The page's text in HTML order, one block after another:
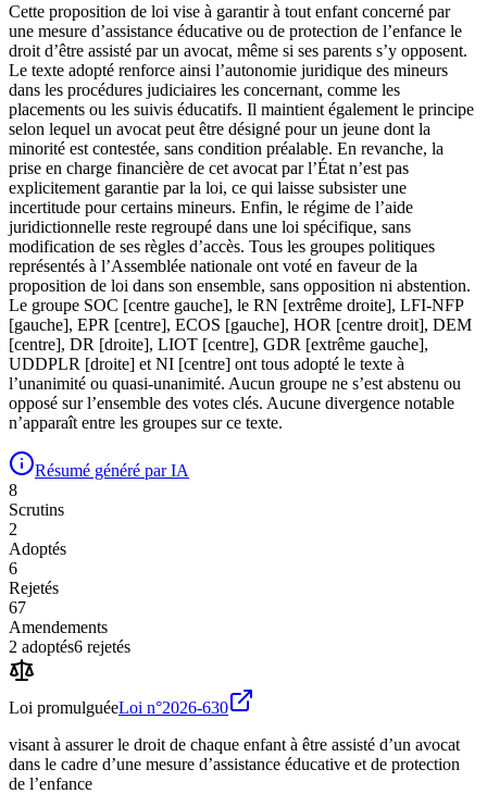
Cette proposition de loi vise à garantir à tout enfant concerné par
une mesure d’assistance éducative ou de protection de l’enfance le
droit d’être assisté par un avocat, même si ses parents s’y opposent.
Le texte adopté renforce ainsi l’autonomie juridique des mineurs
dans les procédures judiciaires les concernant, comme les
placements ou les suivis éducatifs. Il maintient également le principe
selon lequel un avocat peut être désigné pour un jeune dont la
minorité est contestée, sans condition préalable. En revanche, la
prise en charge financière de cet avocat par l’État n’est pas
explicitement garantie par la loi, ce qui laisse subsister une
incertitude pour certains mineurs. Enfin, le régime de l’aide
juridictionnelle reste regroupé dans une loi spécifique, sans
modification de ses règles d’accès. Tous les groupes politiques
représentés à l’Assemblée nationale ont voté en faveur de la
proposition de loi dans son ensemble, sans opposition ni abstention.
Le groupe SOC [centre gauche], le RN [extrême droite], LFI-NFP
[gauche], EPR [centre], ECOS [gauche], HOR [centre droit], DEM
[centre], DR [droite], LIOT [centre], GDR [extrême gauche],
UDDPLR [droite] et NI [centre] ont tous adopté le texte à
l’unanimité ou quasi-unanimité. Aucun groupe ne s’est abstenu ou
opposé sur l’ensemble des votes clés. Aucune divergence notable
n’apparaît entre les groupes sur ce texte.
Résumé généré par IA
8
Scrutins
2
Adoptés
6
Rejetés
67
Amendements
2 adoptés6 rejetés
Loi promulguéeLoi n°2026-630
visant à assurer le droit de chaque enfant à être assisté d’un avocat
dans le cadre d’une mesure d’assistance éducative et de protection
de l’enfance